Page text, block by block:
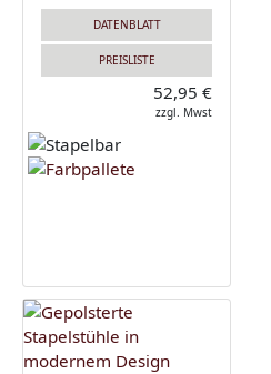
DATENBLATT
PREISLISTE
52,95 €
zzgl. Mwst